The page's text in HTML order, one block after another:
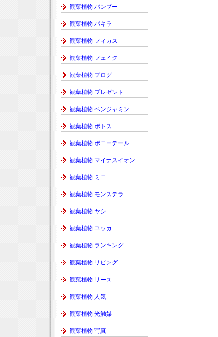
観葉植物 バンブー
観葉植物 パキラ
観葉植物 フィカス
観葉植物 フェイク
観葉植物 ブログ
観葉植物 プレゼント
観葉植物 ベンジャミン
観葉植物 ポトス
観葉植物 ポニーテール
観葉植物 マイナスイオン
観葉植物 ミニ
観葉植物 モンステラ
観葉植物 ヤシ
観葉植物 ユッカ
観葉植物 ランキング
観葉植物 リビング
観葉植物 リース
観葉植物 人気
観葉植物 光触媒
観葉植物 写真